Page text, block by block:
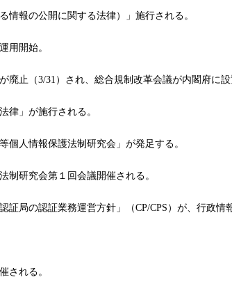
報の公開に関する法律）」施行される。
用開始。
止（3/31）され、総合規制改革会議が内閣府に設
律」が施行される。
人情報保護法制研究会」が発足する。
研究会第１回会議開催される。
局の認証業務運営方針」（CP/CPS）が、行政情
される。